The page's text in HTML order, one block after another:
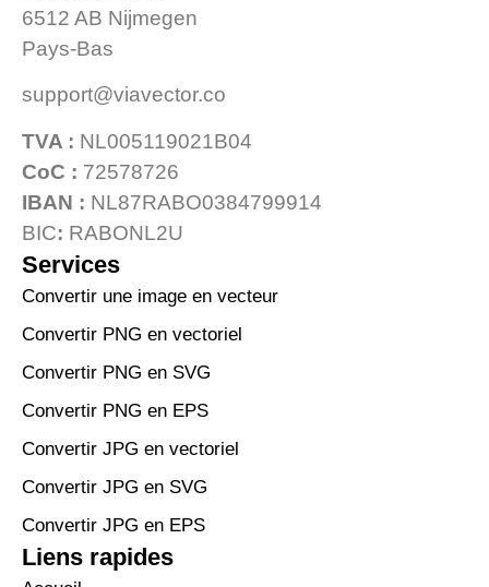
Services
Convertir une image en vecteur
Convertir PNG en vectoriel
Convertir PNG en SVG
Convertir PNG en EPS
Convertir JPG en vectoriel
Convertir JPG en SVG
Convertir JPG en EPS
Liens rapides
6512 AB Nijmegen
Pays-Bas
support@viavector.co
TVA : NL005119021B04
CoC : 72578726
IBAN : NL87RABO0384799914
BIC: RABONL2U